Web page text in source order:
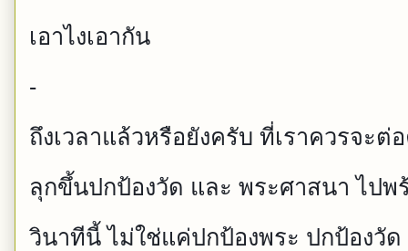
เอาไงเอากัน
-
ถึงเวลาแล้วหรือยังครับ ที่เราควรจะ
ลุกขึ้นปกป้องวัด และ พระศาสนา ไป
วินาทีนี้ ไม่ใช่แค่ปกป้องพระ ปกป้องวั